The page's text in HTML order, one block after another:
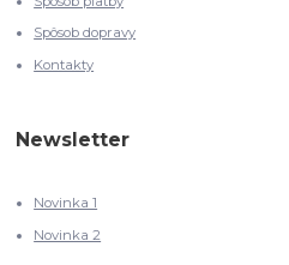
Spôsob dopravy
Kontakty
Newsletter
Novinka 1
Novinka 2